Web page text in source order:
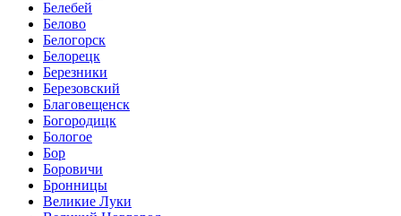
Белебей
Белово
Белогорск
Белорецк
Березники
Березовский
Благовещенск
Богородицк
Бологое
Бор
Боровичи
Бронницы
Великие Луки